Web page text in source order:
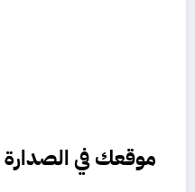
موقعك في الصدارة